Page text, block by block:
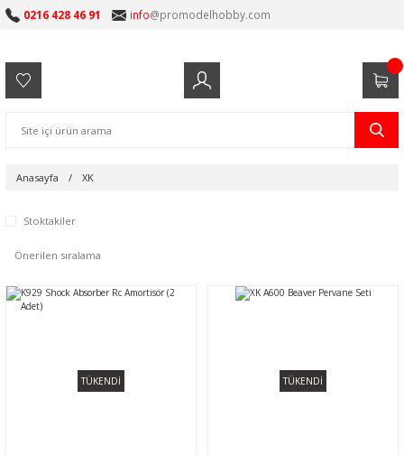
0216 428 46 91 info@promodelhobby.com
Anasayfa XK
Stoktakiler
TÜKENDİ TÜKENDİ